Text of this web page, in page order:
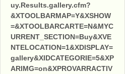
uy.Results.gallery.cfm?
&XTOOLBARMAP=Y&XSHOW
=&XTOOLBARCARTE=N&MYC
URRENT_SECTION=Buy&XVE
NTELOCATION=1&XDISPLAY=
gallery&XIDCATEGORIE=5&XP
ARIMG=on&XPROVARRACTIV